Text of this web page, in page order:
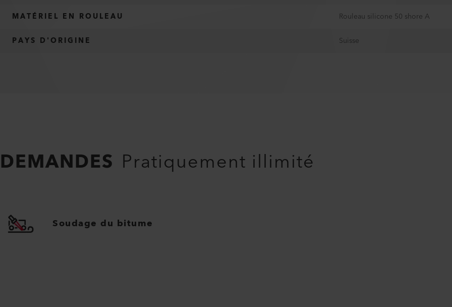
MATÉRIEL EN ROULEAU
Rouleau silicone 50 shore A
PAYS D'ORIGINE
Suisse
DEMANDES Pratiquement illimité
Soudage du bitume